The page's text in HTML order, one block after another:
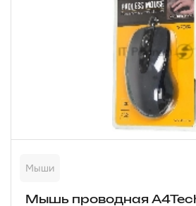
Мыши
Мышь проводная